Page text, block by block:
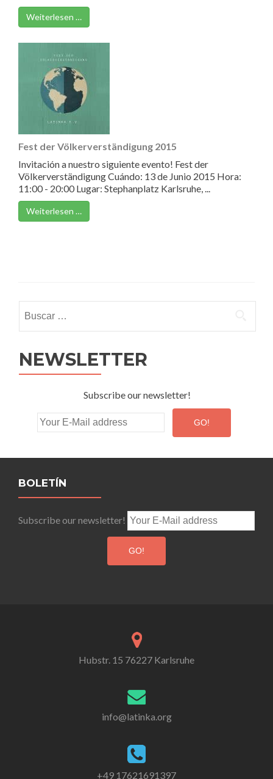
Weiterlesen …
Fest der Völkerverständigung 2015
Invitación a nuestro siguiente evento! Fest der
Völkerverständigung Cuándo: 13 de Junio 2015 Hora:
11:00 - 20:00 Lugar: Stephanplatz Karlsruhe, ...
Weiterlesen …
NEWSLETTER
Subscribe our newsletter!
BOLETÍN
Subscribe our newsletter!
Hubstr. 15 76227 Karlsruhe
info@latinka.org
+49 17621691397